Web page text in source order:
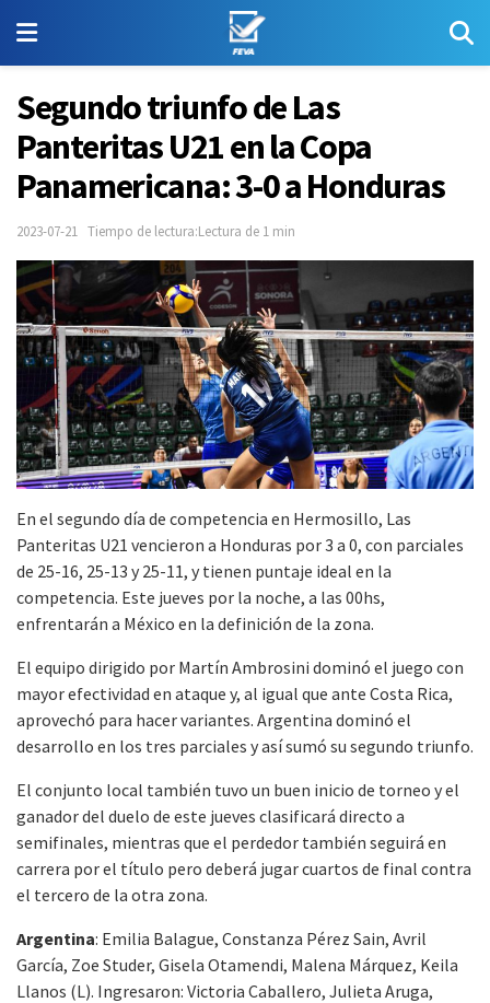
Segundo triunfo de Las
Panteritas U21 en la Copa
Panamericana: 3-0 a Honduras
2023-07-21 Tiempo de lectura:Lectura de 1 min
En el segundo día de competencia en Hermosillo, Las
Panteritas U21 vencieron a Honduras por 3 a 0, con parciales
de 25-16, 25-13 y 25-11, y tienen puntaje ideal en la
competencia. Este jueves por la noche, a las 00hs,
enfrentarán a México en la definición de la zona.
El equipo dirigido por Martín Ambrosini dominó el juego con
mayor efectividad en ataque y, al igual que ante Costa Rica,
aprovechó para hacer variantes. Argentina dominó el
desarrollo en los tres parciales y así sumó su segundo triunfo.
El conjunto local también tuvo un buen inicio de torneo y el
ganador del duelo de este jueves clasificará directo a
semifinales, mientras que el perdedor también seguirá en
carrera por el título pero deberá jugar cuartos de final contra
el tercero de la otra zona.
Argentina: Emilia Balague, Constanza Pérez Sain, Avril
García, Zoe Studer, Gisela Otamendi, Malena Márquez, Keila
Llanos (L). Ingresaron: Victoria Caballero, Julieta Aruga,